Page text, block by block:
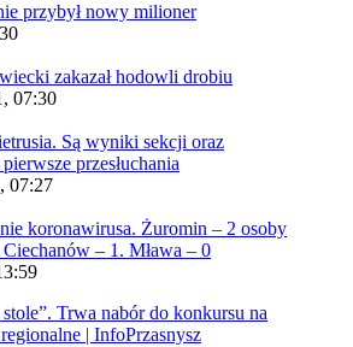
przybył nowy milioner
zakazał hodowli drobiu
07:30
Są wyniki sekcji oraz
przesłuchania
07:27
koronawirusa. Żuromin – 2 osoby
– 1. Mława – 0
Trwa nabór do konkursu na
| InfoPrzasnysz